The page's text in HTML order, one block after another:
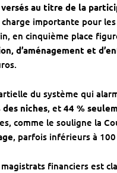
au titre de la
importante pour
en cinquième place
d’aménagement et
du système qui
niches, et 44 %
comme le souligne la
, parfois inférieurs à
financiers est